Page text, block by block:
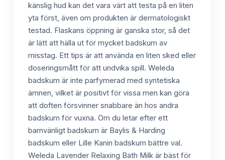
känslig hud kan det vara värt att testa på en liten
yta först, även om produkten är dermatologiskt
testad. Flaskans öppning är ganska stor, så det
är lätt att hälla ut för mycket badskum av
misstag. Ett tips är att använda en liten sked eller
doseringsmått för att undvika spill. Weleda
badskum är inte parfymerad med syntetiska
ämnen, vilket är positivt för vissa men kan göra
att doften försvinner snabbare än hos andra
badskum för vuxna. Om du letar efter ett
barnvänligt badskum är Baylis & Harding
badskum eller Lille Kanin badskum bättre val.
Weleda Lavender Relaxing Bath Milk är bäst för